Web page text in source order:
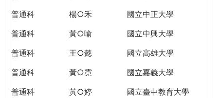
普通科
楊○禾
國立中正大學
普通科
黃○喻
國立中興大學
普通科
王○懿
國立高雄大學
普通科
黃○霓
國立嘉義大學
普通科
黃○婷
國立臺中教育大學